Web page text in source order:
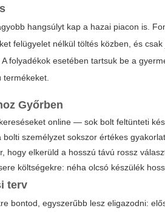
hangsúlyt kap a hazai piacon is.
felügyelet nélkül töltés közben, és
folyadékok esetében tartsuk be a
termékeket.
Győrben
online — sok bolt feltünteti
személyzet sokszor értékes
hogy elkerüld a hosszú távú rossz
költségekre: néha olcsó készülék
terv
bontod, egyszerűbb lesz eligazodni: